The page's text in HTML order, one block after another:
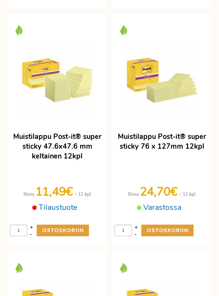
Muistilappu Post-it® super
sticky 47.6x47.6 mm
keltainen 12kpl
Tilaustuote
Hinta 11,49€ / 12 kpl
-
+
Muistilappu Post-it® super
sticky 76 x 127mm 12kpl
Varastossa
Hinta 24,70€ / 12 kpl
-
+